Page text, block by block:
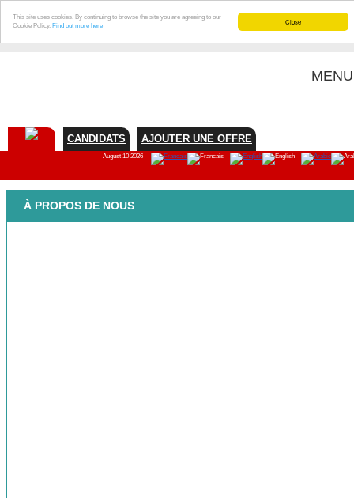
Close
This site uses cookies. By continuing to browse the site you are agreeing to our
Cookie Policy. Find out more here
MENU
CANDIDATS AJOUTER UNE OFFRE
August 10 2026
À PROPOS DE NOUS